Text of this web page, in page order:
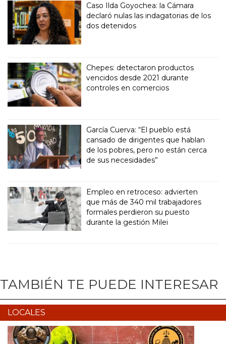
Caso Ilda Goyochea: la Cámara
declaró nulas las indagatorias de los
dos detenidos
Chepes: detectaron productos
vencidos desde 2021 durante
controles en comercios
García Cuerva: “El pueblo está
cansado de dirigentes que hablan
de los pobres, pero no están cerca
de sus necesidades”
Empleo en retroceso: advierten
que más de 340 mil trabajadores
formales perdieron su puesto
durante la gestión Milei
TAMBIÉN TE PUEDE INTERESAR
LOCALES